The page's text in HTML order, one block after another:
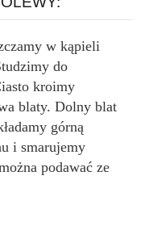
w kąpieli
do
kroimy
blaty. Dolny blat
górną
i smarujemy
podawać ze